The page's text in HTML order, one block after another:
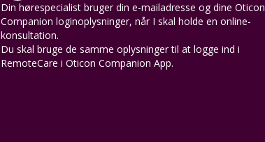
Din hørespecialist bruger din e-mailadresse og dine Oticon
Companion loginoplysninger, når I skal holde en online-
konsultation.
Du skal bruge de samme oplysninger til at logge ind i
RemoteCare i Oticon Companion App.